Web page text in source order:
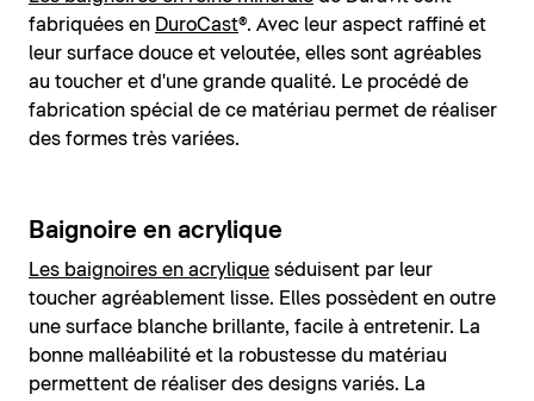
fabriquées en DuroCast®. Avec leur aspect raffiné et
leur surface douce et veloutée, elles sont agréables
au toucher et d'une grande qualité. Le procédé de
fabrication spécial de ce matériau permet de réaliser
des formes très variées.
Baignoire en acrylique
Les baignoires en acrylique séduisent par leur
toucher agréablement lisse. Elles possèdent en outre
une surface blanche brillante, facile à entretenir. La
bonne malléabilité et la robustesse du matériau
permettent de réaliser des designs variés. La